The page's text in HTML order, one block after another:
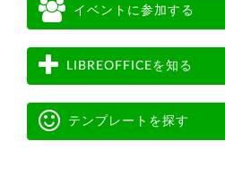
イベントに参加する
LIBREOFFICEを知る
テンプレートを探す